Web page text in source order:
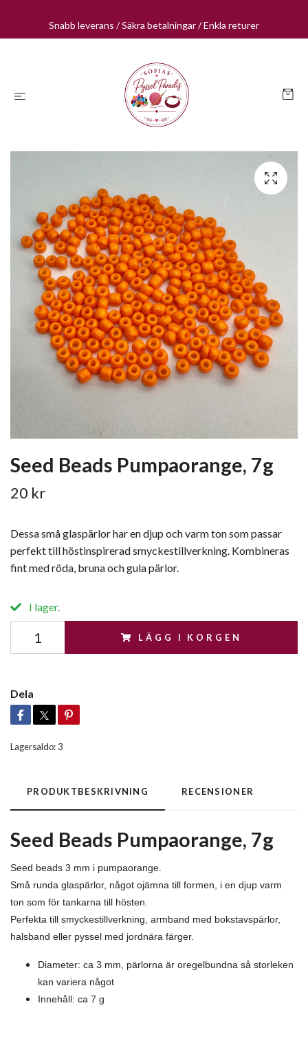
Snabb leverans / Säkra betalningar / Enkla returer
Seed Beads Pumpaorange, 7g
20 kr
Dessa små glaspärlor har en djup och varm ton som passar
perfekt till höstinspirerad smyckestillverkning. Kombineras
fint med röda, bruna och gula pärlor.
I lager.
LÄGG I KORGEN
Dela
Lagersaldo: 3
PRODUKTBESKRIVNING RECENSIONER
Seed Beads Pumpaorange, 7g
Seed beads 3 mm i pumpaorange.
Små runda glaspärlor, något ojämna till formen, i en djup varm
ton som för tankarna till hösten.
Perfekta till smyckestillverkning, armband med bokstavspärlor,
halsband eller pyssel med jordnära färger.
Diameter: ca 3 mm, pärlorna är oregelbundna så storleken
kan variera något
Innehåll: ca 7 g